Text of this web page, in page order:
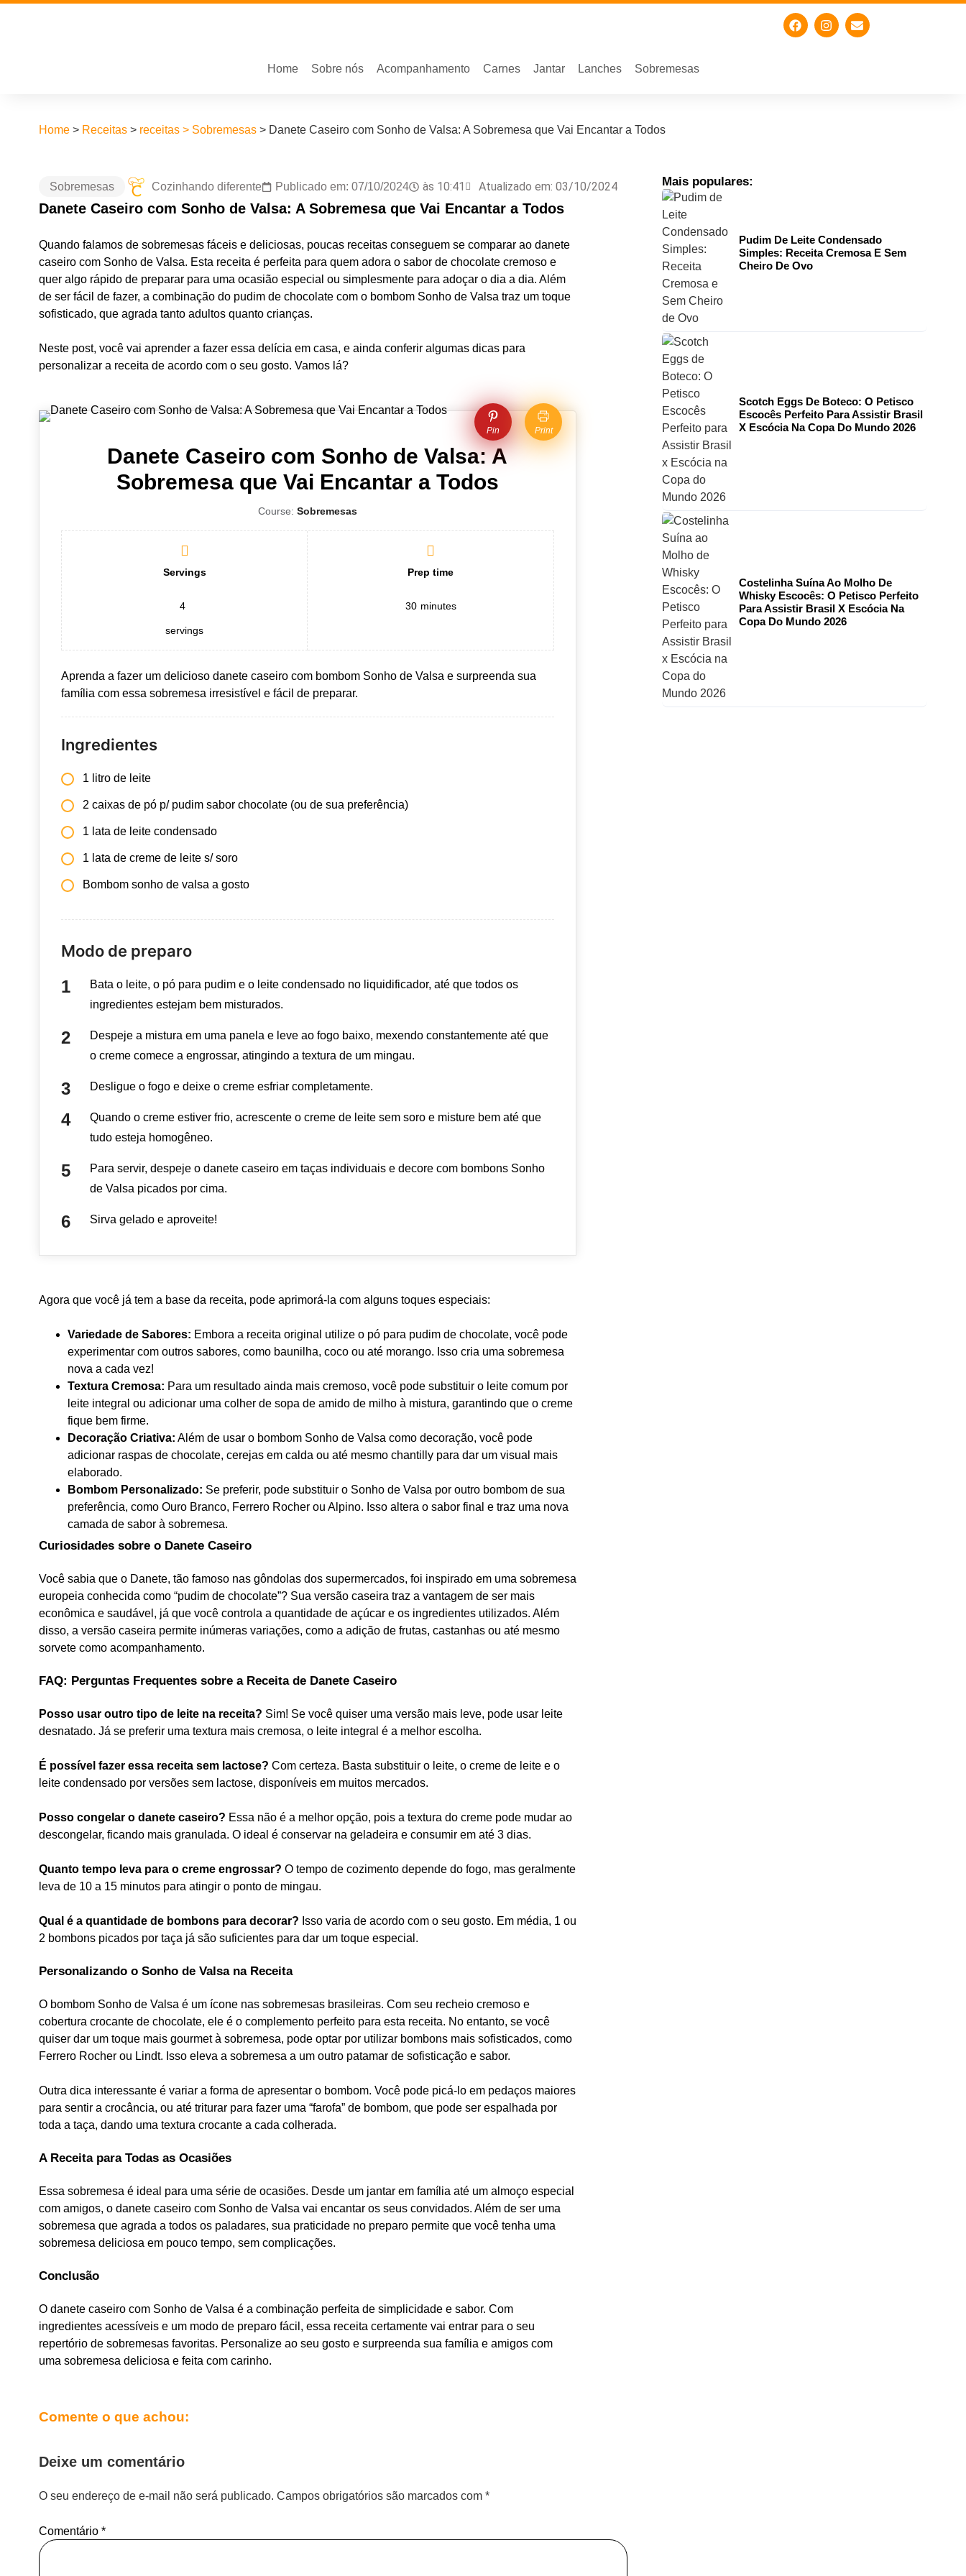
Home Sobre nós Acompanhamento Carnes Jantar Lanches Sobremesas
Home> Receitas> receitas > Sobremesas> Danete Caseiro com Sonho de Valsa: A Sobremesa que Vai Encantar a Todos
Sobremesas Cozinhando diferente Publicado em: 07/10/2024 às 10:41 Atualizado em: 03/10/2024
Danete Caseiro com Sonho de Valsa: A Sobremesa que Vai Encantar a Todos
Quando falamos de sobremesas fáceis e deliciosas, poucas receitas conseguem se comparar ao danete
caseiro com Sonho de Valsa. Esta receita é perfeita para quem adora o sabor de chocolate cremoso e
quer algo rápido de preparar para uma ocasião especial ou simplesmente para adoçar o dia a dia. Além
de ser fácil de fazer, a combinação do pudim de chocolate com o bombom Sonho de Valsa traz um toque
sofisticado, que agrada tanto adultos quanto crianças.
Neste post, você vai aprender a fazer essa delícia em casa, e ainda conferir algumas dicas para
personalizar a receita de acordo com o seu gosto. Vamos lá?
Pin Print
Danete Caseiro com Sonho de Valsa: A
Sobremesa que Vai Encantar a Todos
Course: Sobremesas
Servings
4
servings
Prep time
30 minutes
Aprenda a fazer um delicioso danete caseiro com bombom Sonho de Valsa e surpreenda sua
família com essa sobremesa irresistível e fácil de preparar.
Ingredientes
1 litro de leite
2 caixas de pó p/ pudim sabor chocolate (ou de sua preferência)
1 lata de leite condensado
1 lata de creme de leite s/ soro
Bombom sonho de valsa a gosto
Modo de preparo
Bata o leite, o pó para pudim e o leite condensado no liquidificador, até que todos os
ingredientes estejam bem misturados.
Despeje a mistura em uma panela e leve ao fogo baixo, mexendo constantemente até que
o creme comece a engrossar, atingindo a textura de um mingau.
Desligue o fogo e deixe o creme esfriar completamente.
Quando o creme estiver frio, acrescente o creme de leite sem soro e misture bem até que
tudo esteja homogêneo.
Para servir, despeje o danete caseiro em taças individuais e decore com bombons Sonho
de Valsa picados por cima.
Sirva gelado e aproveite!
Agora que você já tem a base da receita, pode aprimorá-la com alguns toques especiais:
Variedade de Sabores: Embora a receita original utilize o pó para pudim de chocolate, você pode
experimentar com outros sabores, como baunilha, coco ou até morango. Isso cria uma sobremesa
nova a cada vez!
Textura Cremosa: Para um resultado ainda mais cremoso, você pode substituir o leite comum por
leite integral ou adicionar uma colher de sopa de amido de milho à mistura, garantindo que o creme
fique bem firme.
Decoração Criativa: Além de usar o bombom Sonho de Valsa como decoração, você pode
adicionar raspas de chocolate, cerejas em calda ou até mesmo chantilly para dar um visual mais
elaborado.
Bombom Personalizado: Se preferir, pode substituir o Sonho de Valsa por outro bombom de sua
preferência, como Ouro Branco, Ferrero Rocher ou Alpino. Isso altera o sabor final e traz uma nova
camada de sabor à sobremesa.
Curiosidades sobre o Danete Caseiro
Você sabia que o Danete, tão famoso nas gôndolas dos supermercados, foi inspirado em uma sobremesa
europeia conhecida como “pudim de chocolate”? Sua versão caseira traz a vantagem de ser mais
econômica e saudável, já que você controla a quantidade de açúcar e os ingredientes utilizados. Além
disso, a versão caseira permite inúmeras variações, como a adição de frutas, castanhas ou até mesmo
sorvete como acompanhamento.
FAQ: Perguntas Frequentes sobre a Receita de Danete Caseiro
Posso usar outro tipo de leite na receita? Sim! Se você quiser uma versão mais leve, pode usar leite
desnatado. Já se preferir uma textura mais cremosa, o leite integral é a melhor escolha.
É possível fazer essa receita sem lactose? Com certeza. Basta substituir o leite, o creme de leite e o
leite condensado por versões sem lactose, disponíveis em muitos mercados.
Posso congelar o danete caseiro? Essa não é a melhor opção, pois a textura do creme pode mudar ao
descongelar, ficando mais granulada. O ideal é conservar na geladeira e consumir em até 3 dias.
Quanto tempo leva para o creme engrossar? O tempo de cozimento depende do fogo, mas geralmente
leva de 10 a 15 minutos para atingir o ponto de mingau.
Qual é a quantidade de bombons para decorar? Isso varia de acordo com o seu gosto. Em média, 1 ou
2 bombons picados por taça já são suficientes para dar um toque especial.
Personalizando o Sonho de Valsa na Receita
O bombom Sonho de Valsa é um ícone nas sobremesas brasileiras. Com seu recheio cremoso e
cobertura crocante de chocolate, ele é o complemento perfeito para esta receita. No entanto, se você
quiser dar um toque mais gourmet à sobremesa, pode optar por utilizar bombons mais sofisticados, como
Ferrero Rocher ou Lindt. Isso eleva a sobremesa a um outro patamar de sofisticação e sabor.
Outra dica interessante é variar a forma de apresentar o bombom. Você pode picá-lo em pedaços maiores
para sentir a crocância, ou até triturar para fazer uma “farofa” de bombom, que pode ser espalhada por
toda a taça, dando uma textura crocante a cada colherada.
A Receita para Todas as Ocasiões
Essa sobremesa é ideal para uma série de ocasiões. Desde um jantar em família até um almoço especial
com amigos, o danete caseiro com Sonho de Valsa vai encantar os seus convidados. Além de ser uma
sobremesa que agrada a todos os paladares, sua praticidade no preparo permite que você tenha uma
sobremesa deliciosa em pouco tempo, sem complicações.
Conclusão
O danete caseiro com Sonho de Valsa é a combinação perfeita de simplicidade e sabor. Com
ingredientes acessíveis e um modo de preparo fácil, essa receita certamente vai entrar para o seu
repertório de sobremesas favoritas. Personalize ao seu gosto e surpreenda sua família e amigos com
uma sobremesa deliciosa e feita com carinho.
Comente o que achou:
Deixe um comentário
O seu endereço de e-mail não será publicado. Campos obrigatórios são marcados com *
Comentário *
Mais populares:
Pudim De Leite Condensado
Simples: Receita Cremosa E Sem
Cheiro De Ovo
Scotch Eggs De Boteco: O Petisco
Escocês Perfeito Para Assistir Brasil
X Escócia Na Copa Do Mundo 2026
Costelinha Suína Ao Molho De
Whisky Escocês: O Petisco Perfeito
Para Assistir Brasil X Escócia Na
Copa Do Mundo 2026